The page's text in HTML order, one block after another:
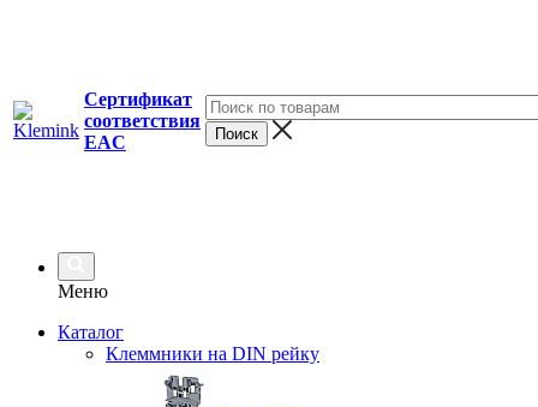
Сертификат
соответствия
EAC
Меню
Каталог
Клеммники на DIN рейку